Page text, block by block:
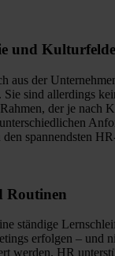
und
aus der
sind allerdings
der je nach
spannendsten
Routinen
ständige
erfolgen – und
werden. HR